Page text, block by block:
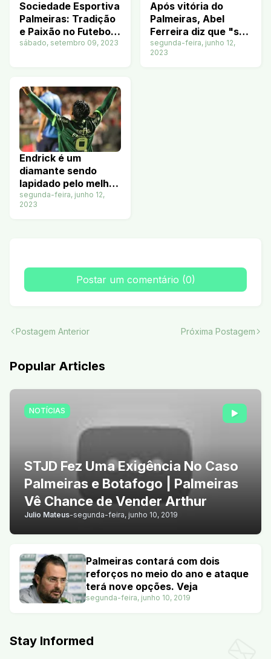
Sociedade Esportiva
Palmeiras: Tradição
e Paixão no Futebol
Brasileiro
sábado, setembro 09, 2023
Após vitória do
Palmeiras, Abel
Ferreira diz que "se
vê" em ídolo do São
Paulo, Telê Santana
segunda-feira, junho 12,
2023
Endrick é um
diamante sendo
lapidado pelo melhor
lapidador do Brasil
segunda-feira, junho 12,
2023
Postar um comentário (0)
Postagem Anterior Próxima Postagem
Popular Articles
NOTÍCIAS
STJD Fez Uma Exigência No Caso
Palmeiras e Botafogo | Palmeiras
Vê Chance de Vender Arthur
Julio Mateus-segunda-feira, junho 10, 2019
Palmeiras contará com dois
reforços no meio do ano e ataque
terá nove opções. Veja
segunda-feira, junho 10, 2019
Stay Informed